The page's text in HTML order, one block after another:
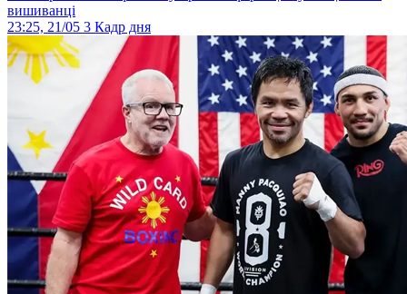
вишиванці
23:25, 21/05 3 Кадр дня